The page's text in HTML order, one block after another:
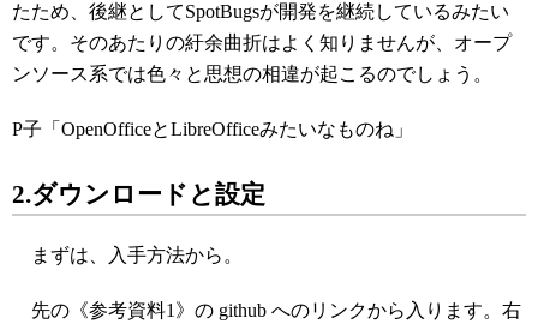
たため、後継としてSpotBugsが開発を継続しているみたい
です。そのあたりの紆余曲折はよく知りませんが、オープ
ンソース系では色々と思想の相違が起こるのでしょう。
P子「OpenOfficeとLibreOfficeみたいなものね」
2.ダウンロードと設定
まずは、入手方法から。
先の《参考資料1》の github へのリンクから入ります。右